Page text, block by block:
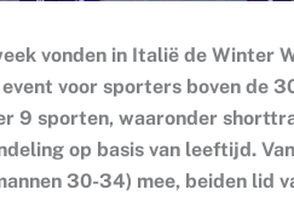
vonden in Italië de Winter
voor sporters boven de
9 sporten, waaronder
op basis van leeftijd.
30-34) mee, beiden lid